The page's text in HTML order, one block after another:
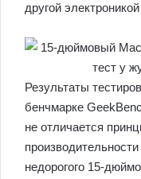
другой
Результаты
бенчмарке
не отличается
недорогого 15-